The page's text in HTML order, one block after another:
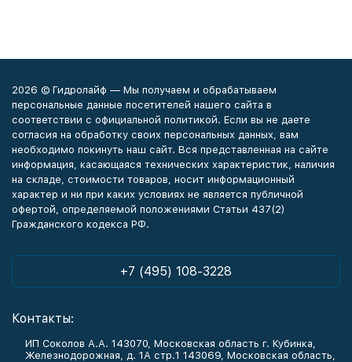
2026 © Гидролайф — Мы получаем и обрабатываем
персональные данные посетителей нашего сайта в
соответствии с официальной политикой. Если вы не даете
согласия на обработку своих персональных данных, вам
необходимо покинуть наш сайт. Вся представленная на сайте
информация, касающаяся технических характеристик, наличия
на складе, стоимости товаров, носит информационный
характер и ни при каких условиях не является публичной
офертой, определяемой положениями Статьи 437(2)
Гражданского кодекса РФ.
+7 (495) 108-3228
Контакты:
ИП Соколов А.А. 143070, Московская область г. Кубинка,
Железнодорожная, д. 1А стр.1 143069, Московская область,